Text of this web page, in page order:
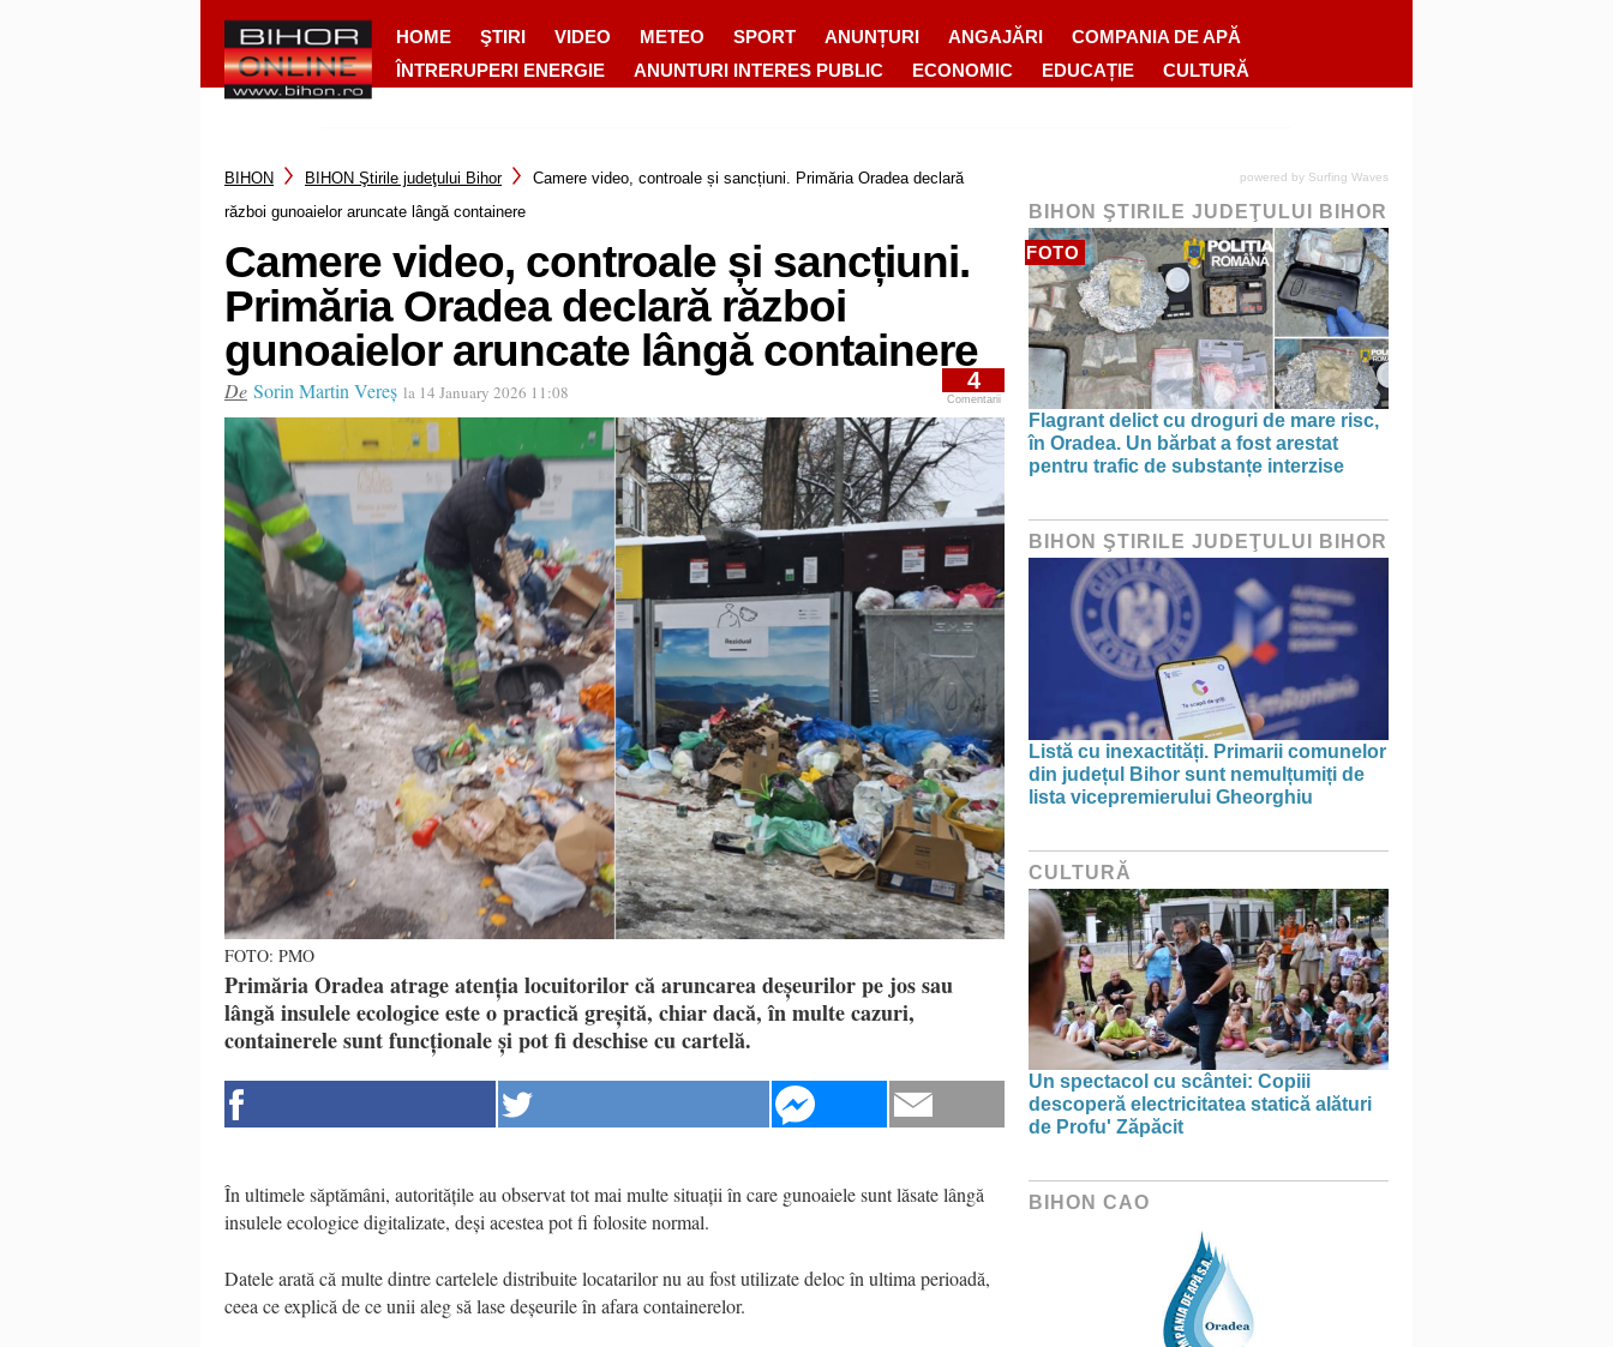
HOME ŞTIRI VIDEO METEO SPORT ANUNȚURI ANGAJĂRI
COMPANIA DE APĂ
ÎNTRERUPERI ENERGIE
ANUNTURI INTERES PUBLIC ECONOMIC EDUCAȚIE CULTURĂ
BIHON BIHON Ştirile judeţului Bihor
Camere video, controale și sancțiuni. Primăria Oradea declară
război gunoaielor aruncate lângă containere
Camere video, controale și sancțiuni.
Primăria Oradea declară război
gunoaielor aruncate lângă containere
De Sorin Martin Vereș la 14 January 2026 11:08 4
Comentarii
FOTO: PMO
Primăria Oradea atrage atenția locuitorilor că aruncarea deșeurilor pe jos sau
lângă insulele ecologice este o practică greșită, chiar dacă, în multe cazuri,
containerele sunt funcționale și pot fi deschise cu cartelă.
În ultimele săptămâni, autoritățile au observat tot mai multe situații în care gunoaiele sunt lăsate lângă
insulele ecologice digitalizate, deși acestea pot fi folosite normal.
Datele arată că multe dintre cartelele distribuite locatarilor nu au fost utilizate deloc în ultima perioadă,
ceea ce explică de ce unii aleg să lase deșeurile în afara containerelor.
powered by Surfing Waves
BIHON ŞTIRILE JUDEŢULUI BIHOR
FOTO
Flagrant delict cu droguri de mare risc,
în Oradea. Un bărbat a fost arestat
pentru trafic de substanțe interzise
BIHON ŞTIRILE JUDEŢULUI BIHOR
Listă cu inexactități. Primarii comunelor
din județul Bihor sunt nemulțumiți de
lista vicepremierului Gheorghiu
CULTURĂ
Un spectacol cu scântei: Copiii
descoperă electricitatea statică alături
de Profu' Zăpăcit
BIHON CAO